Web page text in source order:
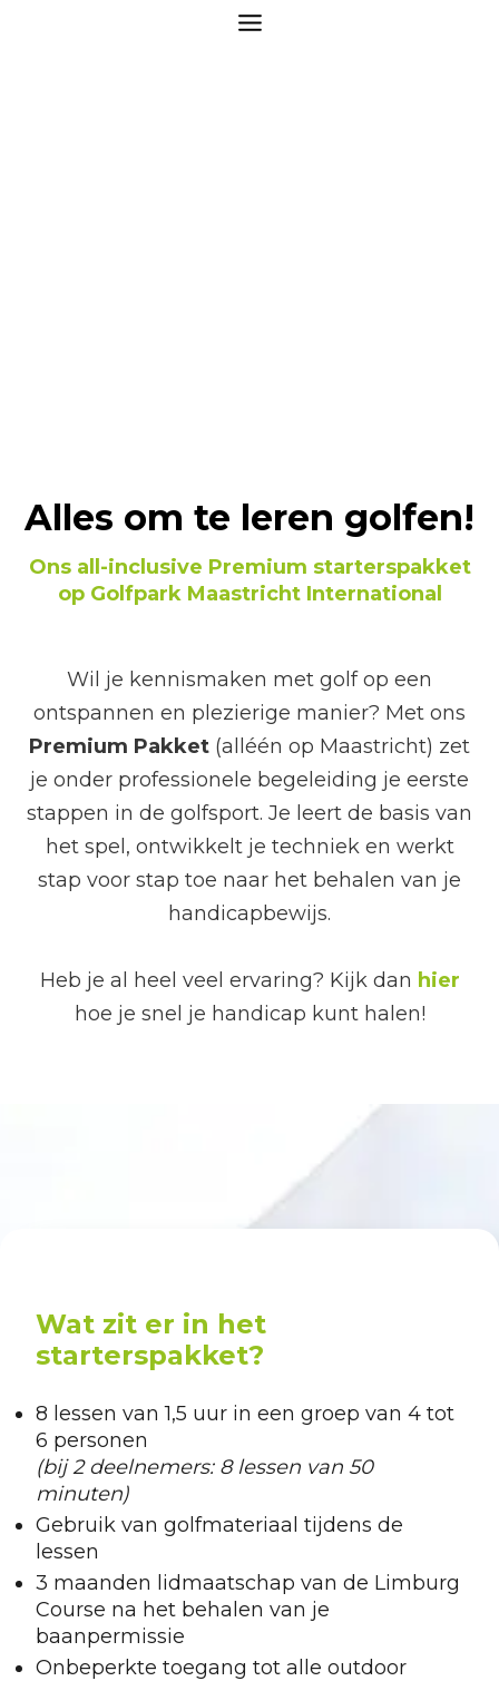
Alles om te leren golfen!
Ons all-inclusive Premium starterspakket
op Golfpark Maastricht International
Wil je kennismaken met golf op een
ontspannen en plezierige manier? Met ons
Premium Pakket (alléén op Maastricht) zet
je onder professionele begeleiding je eerste
stappen in de golfsport. Je leert de basis van
het spel, ontwikkelt je techniek en werkt
stap voor stap toe naar het behalen van je
handicapbewijs.
Heb je al heel veel ervaring? Kijk dan hier
hoe je snel je handicap kunt halen!
Wat zit er in het
starterspakket?
8 lessen van 1,5 uur in een groep van 4 tot
6 personen
(bij 2 deelnemers: 8 lessen van 50
minuten)
Gebruik van golfmateriaal tijdens de
lessen
3 maanden lidmaatschap van de Limburg
Course na het behalen van je
baanpermissie
Onbeperkte toegang tot alle outdoor